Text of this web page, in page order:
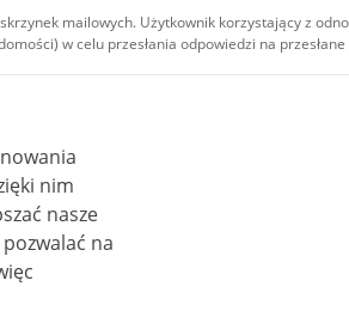
mailowych. Użytkownik korzystający z
w celu przesłania odpowiedzi na
treści audiowizualnych), są
autorstwa - na tych samych
w tym zdjęcia, materiały audio i wideo,
uznanie autorstwa użycie niekomercyjne -
nie jest to stwierdzone inaczej.
nasze